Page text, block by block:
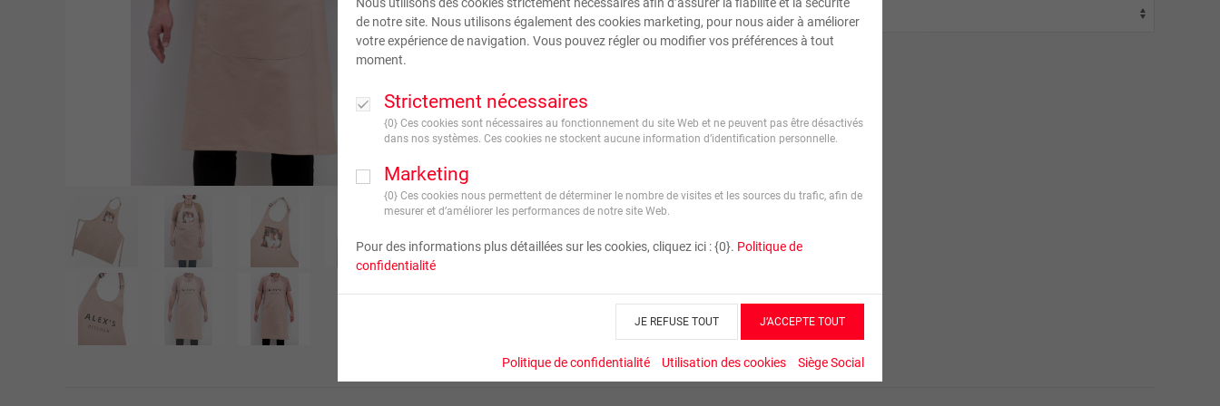
de notre site. Nous utilisons également des cookies marketing, pour nous aider à améliorer
votre expérience de navigation. Vous pouvez régler ou modifier vos préférences à tout
moment.
Strictement nécessaires
{0} Ces cookies sont nécessaires au fonctionnement du site Web et ne peuvent pas être désactivés
dans nos systèmes. Ces cookies ne stockent aucune information d’identification personnelle.
Marketing
{0} Ces cookies nous permettent de déterminer le nombre de visites et les sources du trafic, afin de
mesurer et d’améliorer les performances de notre site Web.
Pour des informations plus détaillées sur les cookies, cliquez ici : {0}. Politique de
confidentialité
JE REFUSE TOUT J’ACCEPTE TOUT
Politique de confidentialité Utilisation des cookies Siège Social
Couleur